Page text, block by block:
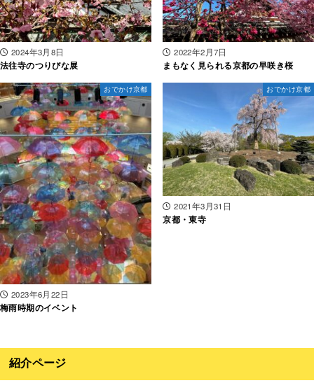
2024年3月8日
法往寺のつりびな展
2022年2月7日
まもなく見られる京都の早咲き桜
おでかけ京都
2023年6月22日
梅雨時期のイベント
おでかけ京都
2021年3月31日
京都・東寺
紹介ページ